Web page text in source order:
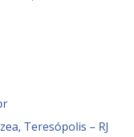
Teresópolis – RJ